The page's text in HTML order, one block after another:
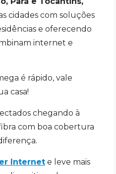
cidades com soluções
e oferecendo
internet e
é rápido, vale
casa!
chegando à
com boa cobertura
Internet e leve mais